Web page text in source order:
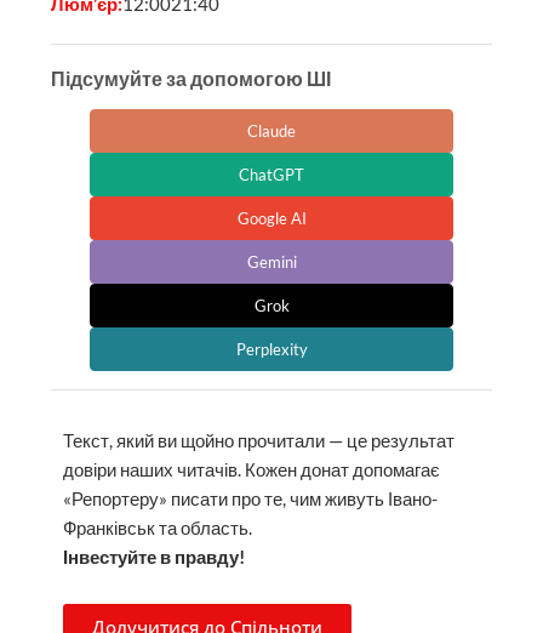
Люм’єр:12:0021:40
Підсумуйте за допомогою ШІ
Claude
ChatGPT
Google AI
Gemini
Grok
Perplexity
Текст, який ви щойно прочитали — це результат
довіри наших читачів. Кожен донат допомагає
«Репортеру» писати про те, чим живуть Івано-
Франківськ та область.
Інвестуйте в правду!
Долучитися до Спільноти